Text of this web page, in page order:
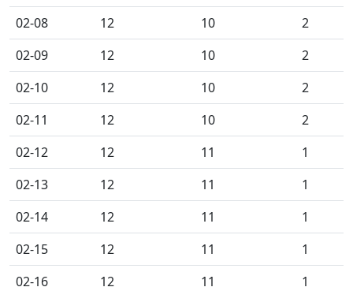
02-08
12 10
2
02-09
12 10
2
02-10
12 10
2
02-11
12 10
2
02-12
12 11
1
02-13
12 11
1
02-14
12 11
1
02-15
12 11
1
02-16
12 11
1